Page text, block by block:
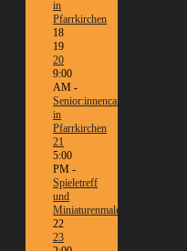
in
Pfarrkirchen
18
19
20
9:00
AM -
Senior:innencafé
in
Pfarrkirchen
21
5:00
PM -
Spieletreff
und
Miniaturenmalen/Tabletop
22
23